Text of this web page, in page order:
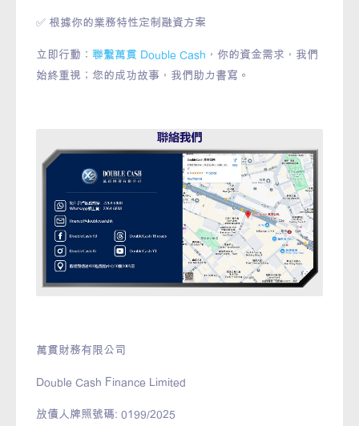
✅ 根據你的業務特性定制融資方案
立即行動： 聯繫萬貫 Double Cash ，你的資金需求，我們
始終重視；您的成功故事，我們助力書寫。
萬貫財務有限公司
Double Cash Finance Limited
放債人牌照號碼: 0199/2025